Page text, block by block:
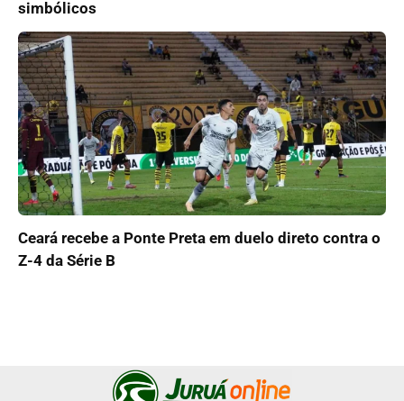
simbólicos
Ceará recebe a Ponte Preta em duelo direto contra o
Z-4 da Série B